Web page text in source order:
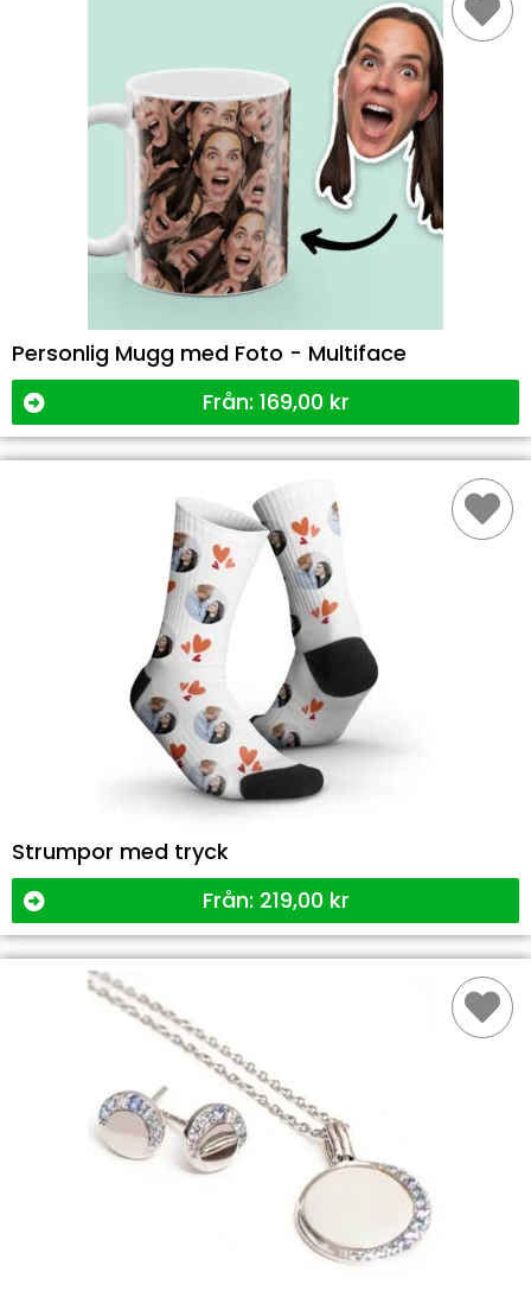
Personlig Mugg med Foto - Multiface
Från: 169,00 kr
Strumpor med tryck
Från: 219,00 kr